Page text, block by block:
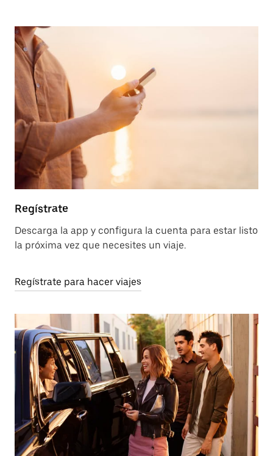
Regístrate
Descarga la app y configura la cuenta para estar listo
la próxima vez que necesites un viaje.
Regístrate para hacer viajes